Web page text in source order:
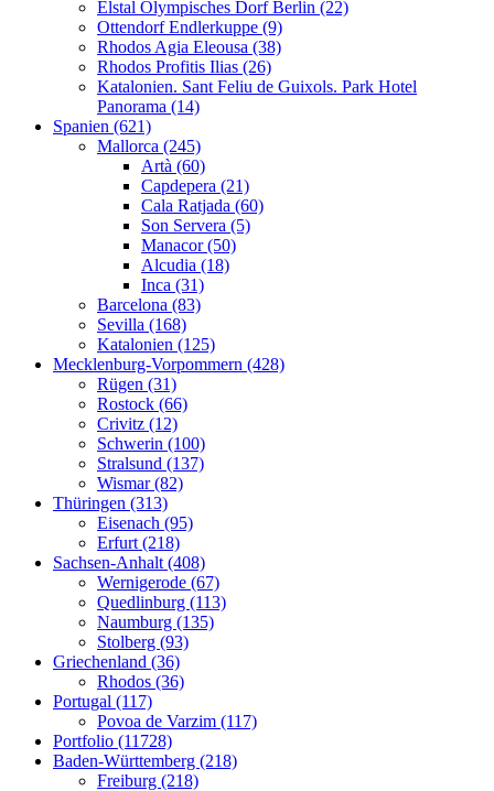
Elstal Olympisches Dorf Berlin (22)
Ottendorf Endlerkuppe (9)
Rhodos Agia Eleousa (38)
Rhodos Profitis Ilias (26)
Katalonien. Sant Feliu de Guixols. Park Hotel
Panorama (14)
Spanien (621)
Mallorca (245)
Artà (60)
Capdepera (21)
Cala Ratjada (60)
Son Servera (5)
Manacor (50)
Alcudia (18)
Inca (31)
Barcelona (83)
Sevilla (168)
Katalonien (125)
Mecklenburg-Vorpommern (428)
Rügen (31)
Rostock (66)
Crivitz (12)
Schwerin (100)
Stralsund (137)
Wismar (82)
Thüringen (313)
Eisenach (95)
Erfurt (218)
Sachsen-Anhalt (408)
Wernigerode (67)
Quedlinburg (113)
Naumburg (135)
Stolberg (93)
Griechenland (36)
Rhodos (36)
Portugal (117)
Povoa de Varzim (117)
Portfolio (11728)
Baden-Württemberg (218)
Freiburg (218)